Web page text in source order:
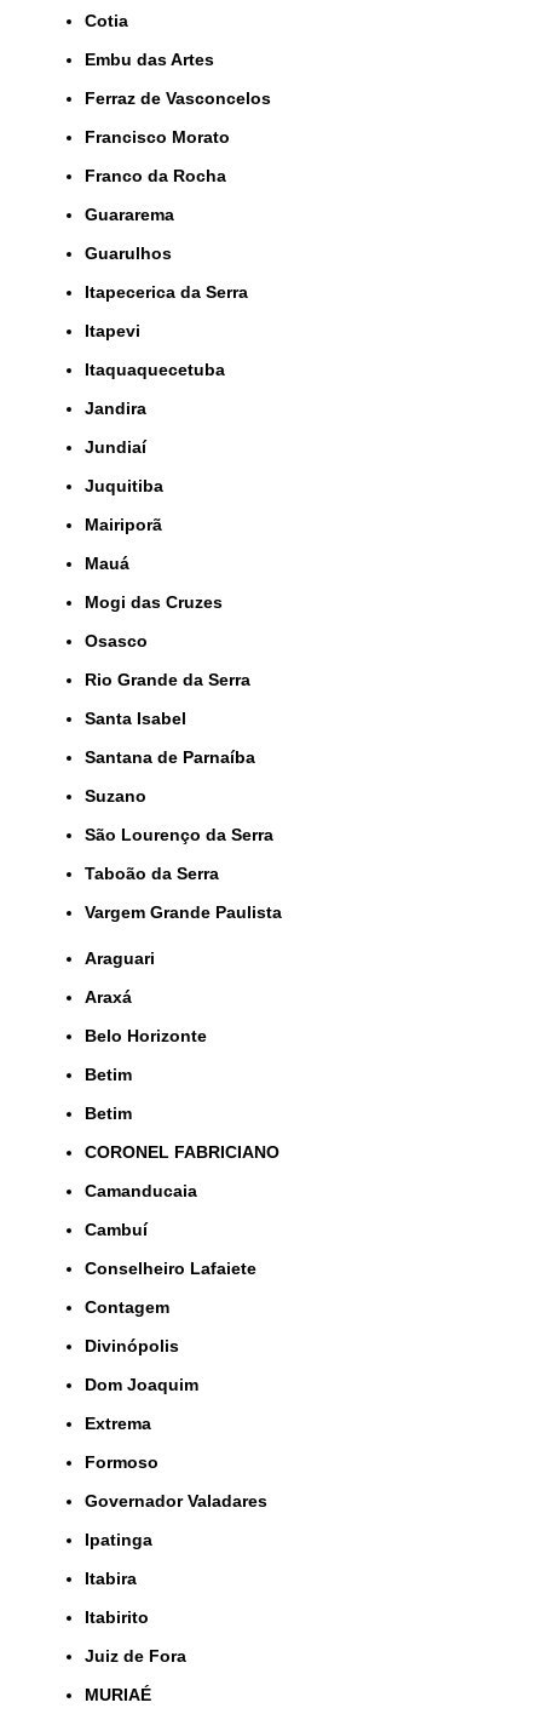
Cotia
Embu das Artes
Ferraz de Vasconcelos
Francisco Morato
Franco da Rocha
Guararema
Guarulhos
Itapecerica da Serra
Itapevi
Itaquaquecetuba
Jandira
Jundiaí
Juquitiba
Mairiporã
Mauá
Mogi das Cruzes
Osasco
Rio Grande da Serra
Santa Isabel
Santana de Parnaíba
Suzano
São Lourenço da Serra
Taboão da Serra
Vargem Grande Paulista
Araguari
Araxá
Belo Horizonte
Betim
Betim
CORONEL FABRICIANO
Camanducaia
Cambuí
Conselheiro Lafaiete
Contagem
Divinópolis
Dom Joaquim
Extrema
Formoso
Governador Valadares
Ipatinga
Itabira
Itabirito
Juiz de Fora
MURIAÉ